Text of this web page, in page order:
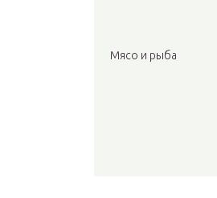
Мясо и рыба